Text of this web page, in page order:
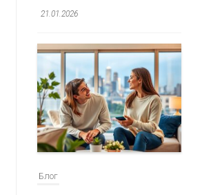
21.01.2026
Блог